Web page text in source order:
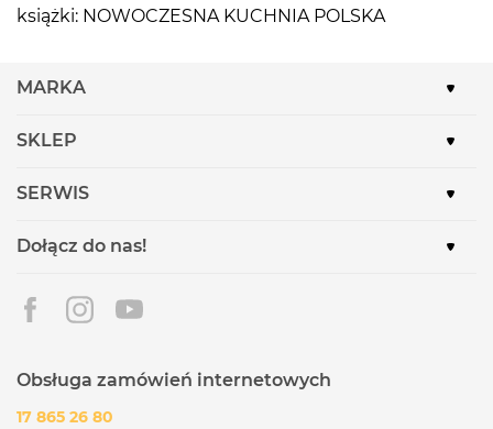
książki: NOWOCZESNA KUCHNIA POLSKA
MARKA
SKLEP
SERWIS
Dołącz do nas!
Obsługa zamówień internetowych
17 865 26 80